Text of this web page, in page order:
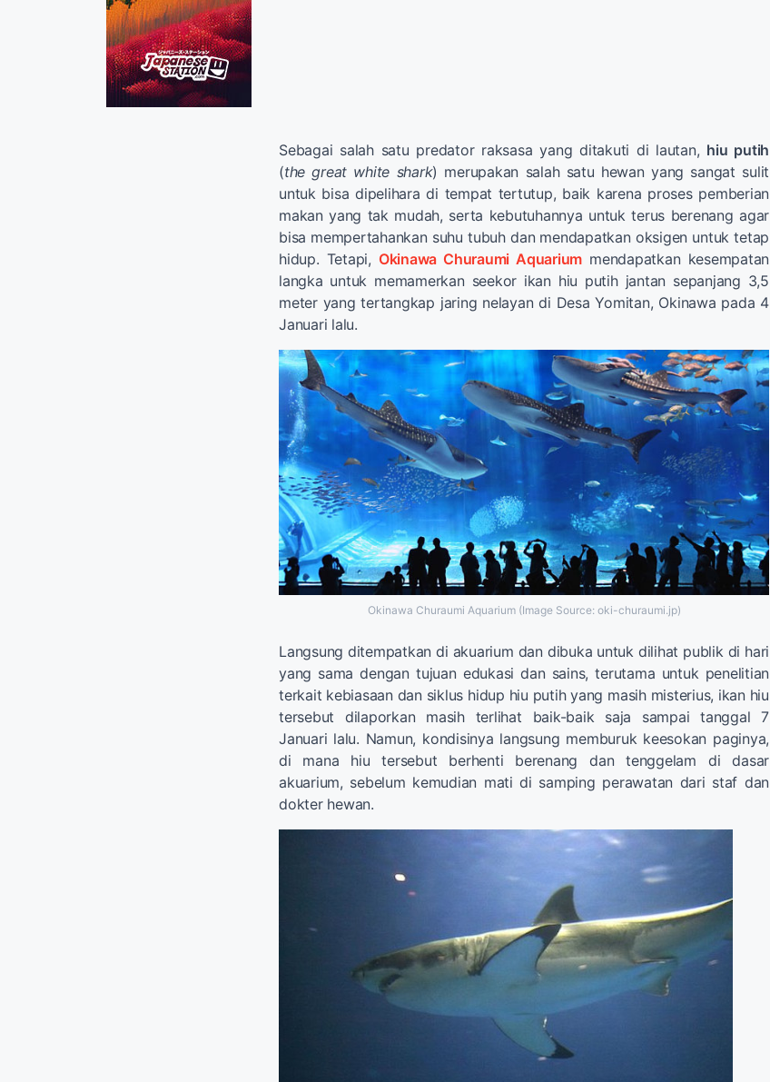
Sebagai salah satu predator raksasa yang ditakuti di lautan, hiu putih
(the great white shark) merupakan salah satu hewan yang sangat sulit
untuk bisa dipelihara di tempat tertutup, baik karena proses pemberian
makan yang tak mudah, serta kebutuhannya untuk terus berenang agar
bisa mempertahankan suhu tubuh dan mendapatkan oksigen untuk tetap
hidup. Tetapi, Okinawa Churaumi Aquarium mendapatkan kesempatan
langka untuk memamerkan seekor ikan hiu putih jantan sepanjang 3,5
meter yang tertangkap jaring nelayan di Desa Yomitan, Okinawa pada 4
Januari lalu.
Okinawa Churaumi Aquarium (Image Source: oki-churaumi.jp)
Langsung ditempatkan di akuarium dan dibuka untuk dilihat publik di hari
yang sama dengan tujuan edukasi dan sains, terutama untuk penelitian
terkait kebiasaan dan siklus hidup hiu putih yang masih misterius, ikan hiu
tersebut dilaporkan masih terlihat baik-baik saja sampai tanggal 7
Januari lalu. Namun, kondisinya langsung memburuk keesokan paginya,
di mana hiu tersebut berhenti berenang dan tenggelam di dasar
akuarium, sebelum kemudian mati di samping perawatan dari staf dan
dokter hewan.